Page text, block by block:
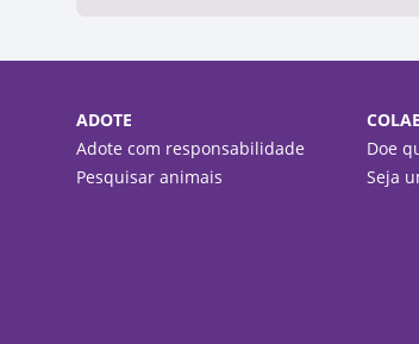
ADOTE
Adote com responsabilidade
Pesquisar animais
Doe
Seja